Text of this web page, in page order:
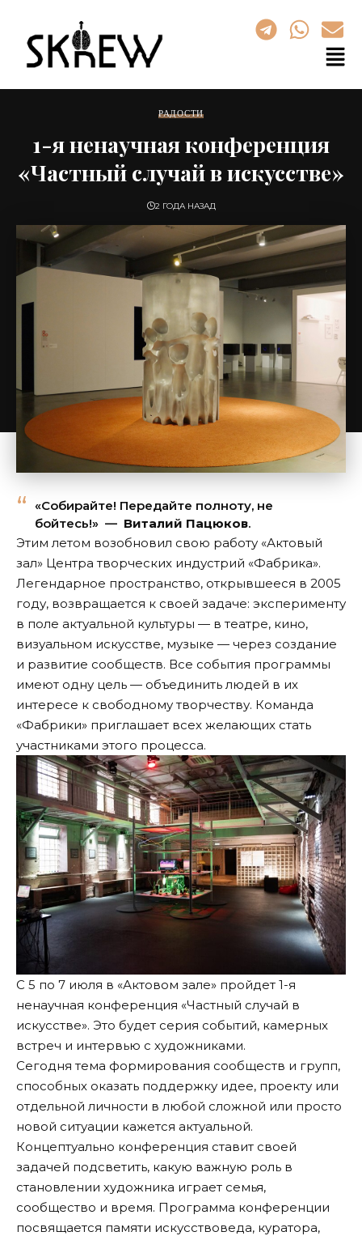
РАДОСТИ
1-я ненаучная конференция
«Частный случай в искусстве»
2 ГОДА НАЗАД
«Собирайте! Передайте полноту, не
бойтесь!» — Виталий Пацюков.
Этим летом возобновил свою работу «Актовый
зал» Центра творческих индустрий «Фабрика».
Легендарное пространство, открывшееся в 2005
году, возвращается к своей задаче: эксперименту
в поле актуальной культуры — в театре, кино,
визуальном искусстве, музыке — через создание
и развитие сообществ. Все события программы
имеют одну цель — объединить людей в их
интересе к свободному творчеству. Команда
«Фабрики» приглашает всех желающих стать
участниками этого процесса.
С 5 по 7 июля в «Актовом зале» пройдет 1-я
ненаучная конференция «Частный случай в
искусстве». Это будет серия событий, камерных
встреч и интервью с художниками.
Сегодня тема формирования сообществ и групп,
способных оказать поддержку идее, проекту или
отдельной личности в любой сложной или просто
новой ситуации кажется актуальной.
Концептуально конференция ставит своей
задачей подсветить, какую важную роль в
становлении художника играет семья,
сообщество и время. Программа конференции
посвящается памяти искусствоведа, куратора,